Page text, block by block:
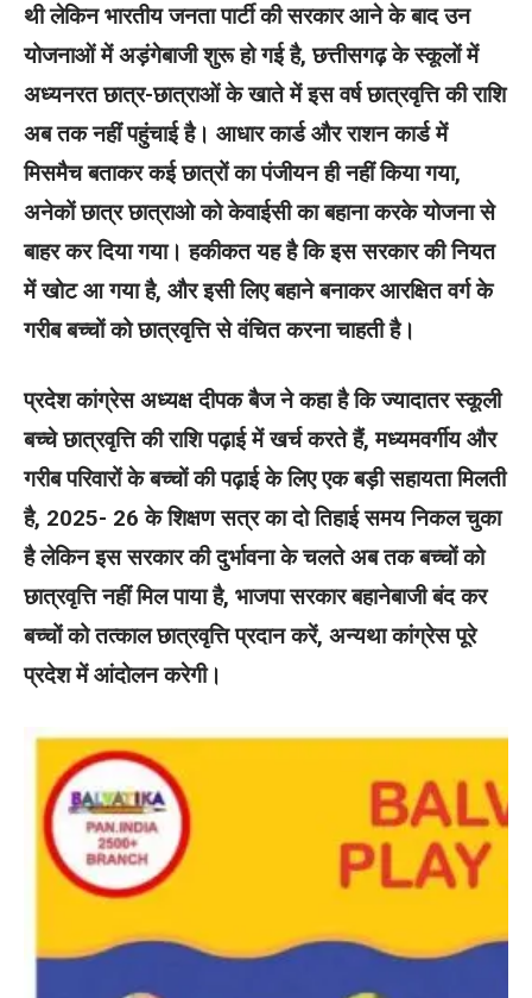
थी लेकिन भारतीय जनता पार्टी की सरकार आने के बाद उन
योजनाओं में अड़ंगेबाजी शुरू हो गई है, छत्तीसगढ़ के स्कूलों में
अध्यनरत छात्र-छात्राओं के खाते में इस वर्ष छात्रवृत्ति की राशि
अब तक नहीं पहुंचाई है। आधार कार्ड और राशन कार्ड में
मिसमैच बताकर कई छात्रों का पंजीयन ही नहीं किया गया,
अनेकों छात्र छात्राओ को केवाईसी का बहाना करके योजना से
बाहर कर दिया गया। हकीकत यह है कि इस सरकार की नियत
में खोट आ गया है, और इसी लिए बहाने बनाकर आरक्षित वर्ग के
गरीब बच्चों को छात्रवृत्ति से वंचित करना चाहती है।
प्रदेश कांग्रेस अध्यक्ष दीपक बैज ने कहा है कि ज्यादातर स्कूली
बच्चे छात्रवृत्ति की राशि पढ़ाई में खर्च करते हैं, मध्यमवर्गीय और
गरीब परिवारों के बच्चों की पढ़ाई के लिए एक बड़ी सहायता मिलती
है, 2025- 26 के शिक्षण सत्र का दो तिहाई समय निकल चुका
है लेकिन इस सरकार की दुर्भावना के चलते अब तक बच्चों को
छात्रवृत्ति नहीं मिल पाया है, भाजपा सरकार बहानेबाजी बंद कर
बच्चों को तत्काल छात्रवृत्ति प्रदान करें, अन्यथा कांग्रेस पूरे
प्रदेश में आंदोलन करेगी।